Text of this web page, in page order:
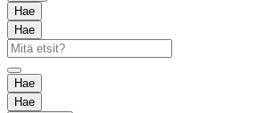
Hae
Hae
Hae
Hae